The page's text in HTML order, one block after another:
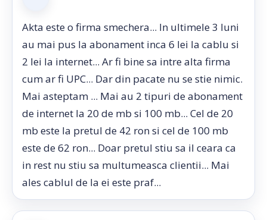
Akta este o firma smechera... In ultimele 3 luni
au mai pus la abonament inca 6 lei la cablu si
2 lei la internet... Ar fi bine sa intre alta firma
cum ar fi UPC... Dar din pacate nu se stie nimic.
Mai asteptam ... Mai au 2 tipuri de abonament
de internet la 20 de mb si 100 mb... Cel de 20
mb este la pretul de 42 ron si cel de 100 mb
este de 62 ron... Doar pretul stiu sa il ceara ca
in rest nu stiu sa multumeasca clientii... Mai
ales cablul de la ei este praf...